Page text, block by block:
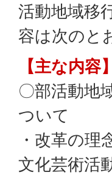
活動地域移
容は次のと
【主な内容】
〇部活動地
ついて
・改革の
文化芸術活